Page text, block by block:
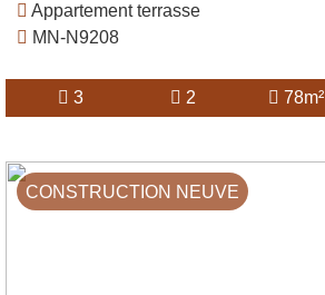
Appartement terrasse
MN-N9208
3 2 78m²
CONSTRUCTION NEUVE